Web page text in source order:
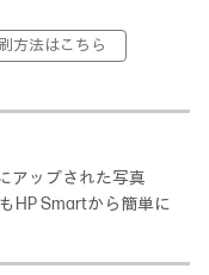
方法はこちら
アップされた写真
HP Smartから簡単に